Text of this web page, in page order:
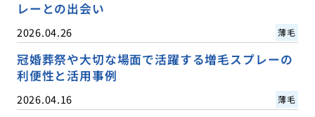
レーとの出会い
2026.04.26 薄毛
冠婚葬祭や大切な場面で活躍する増毛スプレーの
利便性と活用事例
2026.04.16 薄毛